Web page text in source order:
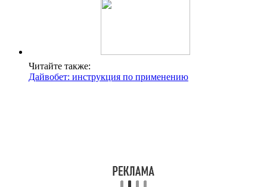
Читайте также:
Дайвобет: инструкция по применению